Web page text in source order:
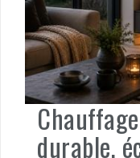
durable,